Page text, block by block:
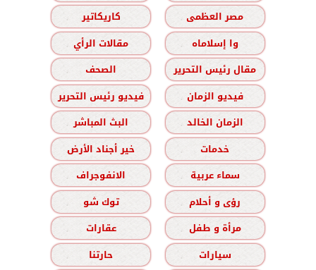
مصر العظمى
كاريكاتير
وا إسلاماه
مقالات الرأي
مقال رئيس التحرير
الصحف
فيديو الزمان
فيديو رئيس التحرير
الزمان الخالد
البث المباشر
خدمات
خير أجناد الأرض
سماء عربية
الانفوجراف
رؤى و أحلام
توك شو
مرأة و طفل
عقارات
سيارات
حارتنا